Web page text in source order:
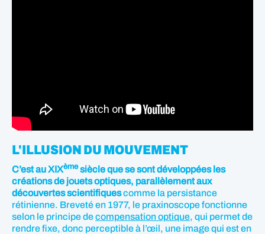
L'ILLUSION DU MOUVEMENT
C’est au XIXèmesiècle que se sont développées les
créations de jouets optiques, parallèlement aux
découvertes scientifiquescomme la persistance
rétinienne. Breveté en 1977, le praxinoscope fonctionne
selon le principe decompensation optique, qui permet de
rendre fixe, donc perceptible à l’œil, une image qui est en